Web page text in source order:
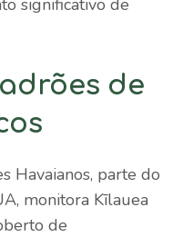
significativo de
de
Havaianos, parte do
monitora Kīlauea
de